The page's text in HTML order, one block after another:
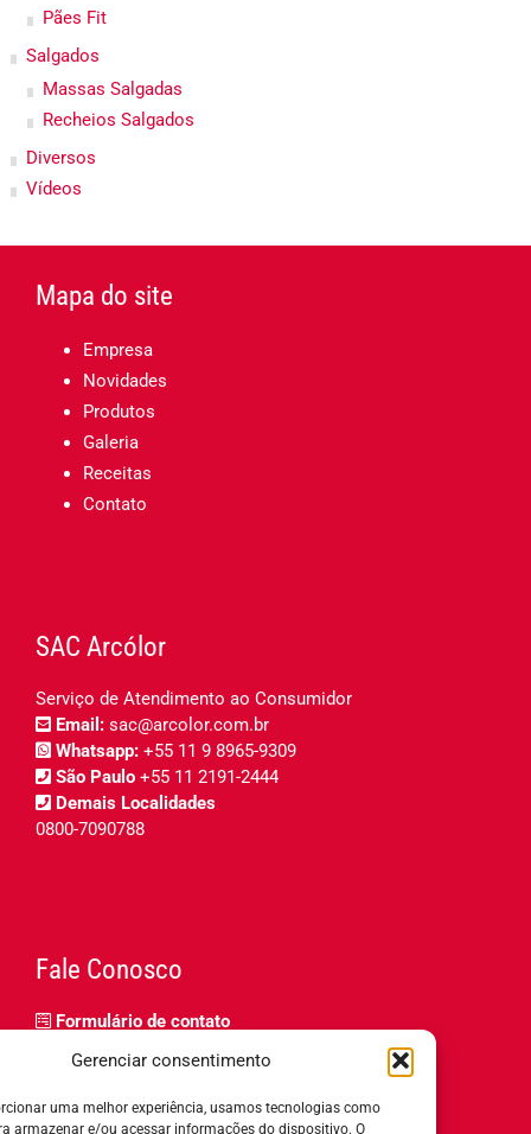
Gerenciar consentimento
uma melhor experiência, usamos tecnologias como
armazenar e/ou acessar informações do dispositivo. O
Pães Fit
Salgados
Massas Salgadas
Recheios Salgados
Diversos
Vídeos
Mapa do site
Empresa
Novidades
Produtos
Galeria
Receitas
Contato
SAC Arcólor
Serviço de Atendimento ao Consumidor
Email: sac@arcolor.com.br
Whatsapp: +55 11 9 8965-9309
São Paulo +55 11 2191-2444
Demais Localidades
0800-7090788
Fale Conosco
Formulário de contato
Relatório de igualdade salarial